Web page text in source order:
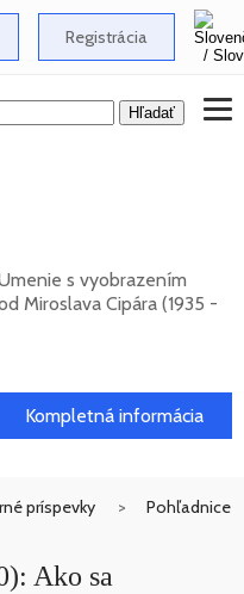
Registrácia
s vyobrazením
Miroslava Cipára (1935 -
Kompletná informácia
príspevky Pohľadnice
Ako sa